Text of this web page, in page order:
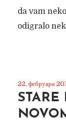
da vam
odigralo
22. фебруара
STARE